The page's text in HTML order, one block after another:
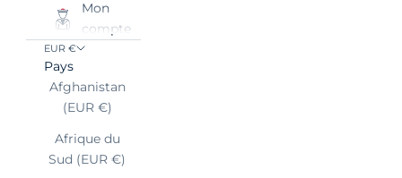
Mon
compte
EUR €
Pays
Afghanistan
(EUR €)
Afrique du
Sud (EUR €)